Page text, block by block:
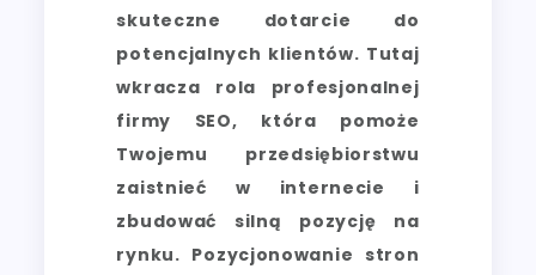
skuteczne dotarcie do
potencjalnych klientów. Tutaj
wkracza rola profesjonalnej
firmy SEO, która pomoże
Twojemu przedsiębiorstwu
zaistnieć w internecie i
zbudować silną pozycję na
rynku. Pozycjonowanie stron